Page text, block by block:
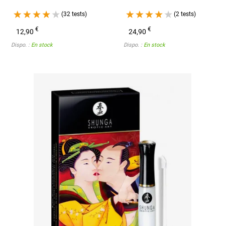
(32 tests)
12,90€
Dispo. : En stock
(2 tests)
24,90€
Dispo. : En stock